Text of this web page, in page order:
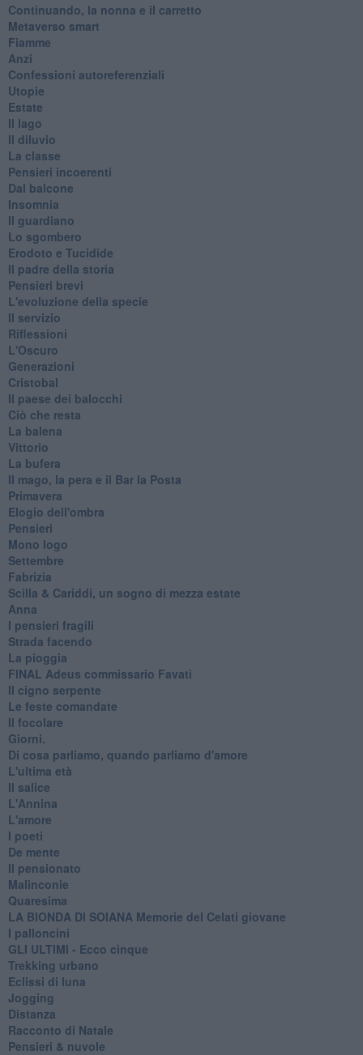
Continuando, la nonna e il carretto
Metaverso smart
Fiamme
Anzi
Confessioni autoreferenziali
Utopie
Estate
Il lago
Il diluvio
La classe
Pensieri incoerenti
Dal balcone
Insomnia
Il guardiano
Lo sgombero
Erodoto e Tucidide
Il padre della storia
Pensieri brevi
L'evoluzione della specie
Il servizio
Riflessioni
L'Oscuro
Generazioni
Cristobal
Il paese dei balocchi
Ciò che resta
La balena
Vittorio
La bufera
Il mago, la pera e il Bar la Posta
Primavera
Elogio dell'ombra
Pensieri
Mono logo
Settembre
Fabrizia
​Scilla & Cariddi, un sogno di mezza estate
Anna
I pensieri fragili
Strada facendo
La pioggia
FINAL Adeus commissario Favati
Il cigno serpente
Le feste comandate
Il focolare
Giorni.
Di cosa parliamo, quando parliamo d'amore
L'ultima età
Il salice
L'Annina
L'amore
I poeti
De mente
Il pensionato
Malinconie
Quaresima
LA BIONDA DI SOIANA Memorie del Celati giovane
I palloncini
GLI ULTIMI - Ecco cinque
Trekking urbano
Eclissi di luna
Jogging
Distanza
Racconto di Natale
Pensieri & nuvole